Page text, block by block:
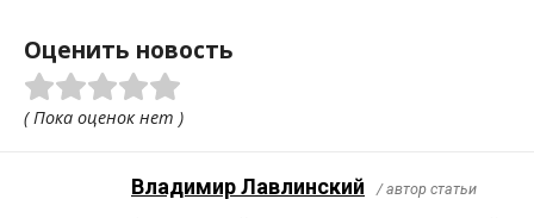
Оценить новость
( Пока оценок нет )
Владимир Лавлинский / автор статьи